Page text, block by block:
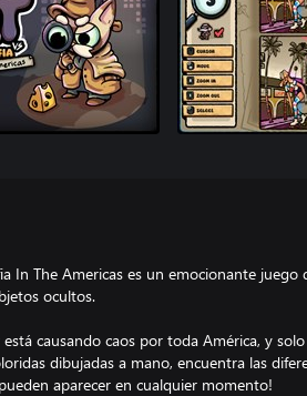
In The Americas es un emocionante juego
ocultos.
causando caos por toda América, y
dibujadas a mano, encuentra las
aparecer en cualquier momento!